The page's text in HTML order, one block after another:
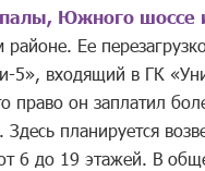
Южного шоссе
районе. Ее
5», входящий в ГК
право он заплатил
планируется
6 до 19 этажей. В